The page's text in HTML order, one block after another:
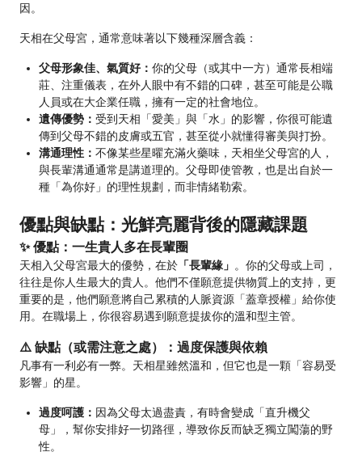
因。
天相在父母宮，通常意味著以下幾種深層含義：
父母形象佳、氣質好： 你的父母（或其中一方）通常長相端
莊、注重儀表，在外人眼中有不錯的口碑，甚至可能是公職
人員或在大企業任職，擁有一定的社會地位。
遺傳優勢： 受到天相「愛美」與「水」的影響，你很可能遺
傳到父母不錯的皮膚或五官，甚至從小就懂得審美與打扮。
溝通理性： 不像某些星曜充滿火藥味，天相坐父母宮的人，
與長輩溝通通常是講道理的。父母即使管教，也是出自於一
種「為你好」的理性規劃，而非情緒勒索。
優點與缺點：光鮮亮麗背後的隱藏課題
✨ 優點：一生貴人多在長輩圈
天相入父母宮最大的優勢，在於 「長輩緣」 。你的父母或上司，
往往是你人生最大的貴人。他們不僅願意提供物質上的支持，更
重要的是，他們願意將自己累積的人脈資源「蓋章授權」給你使
用。在職場上，你很容易遇到願意提拔你的溫和型主管。
⚠️ 缺點（或需注意之處）：過度保護與依賴
凡事有一利必有一弊。天相星雖然溫和，但它也是一顆「容易受
影響」的星。
過度呵護： 因為父母太過盡責，有時會變成「直升機父
母」，幫你安排好一切路徑，導致你反而缺乏獨立闖蕩的野
性。